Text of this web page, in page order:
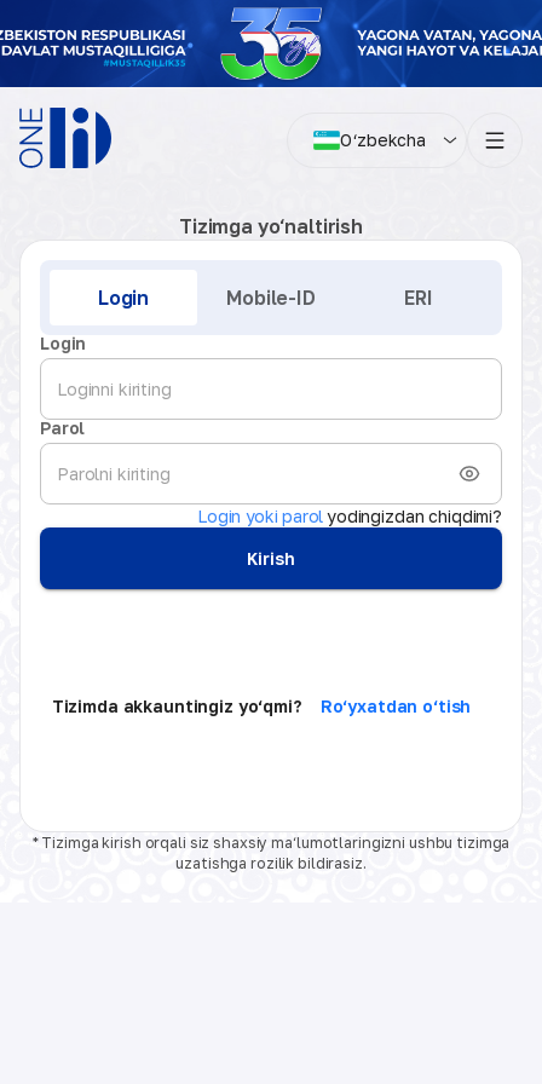
O‘zbekcha
Tizimga yo‘naltirish
Login Mobile-ID ERI
Login
Parol
Login yoki parolyodingizdan chiqdimi?
Kirish
Tizimda akkauntingiz yo‘qmi? Ro‘yxatdan o‘tish
* Tizimga kirish orqali siz shaxsiy ma‘lumotlaringizni ushbu tizimga
uzatishga rozilik bildirasiz.